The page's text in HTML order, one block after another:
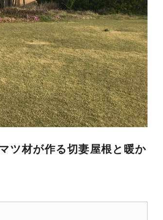
ツ材が作る切妻屋根と暖か